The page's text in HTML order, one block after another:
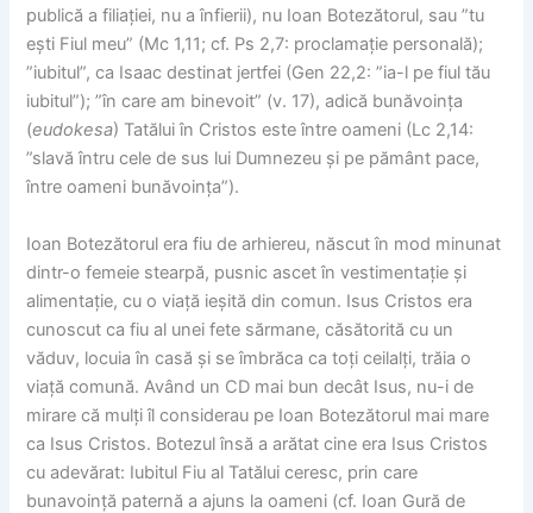
publică a filiației, nu a înfierii), nu Ioan Botezătorul, sau ”tu
ești Fiul meu” (Mc 1,11; cf. Ps 2,7: proclamație personală);
”iubitul”, ca Isaac destinat jertfei (Gen 22,2: ”ia-l pe fiul tău
iubitul”); ”în care am binevoit” (v. 17), adică bunăvoința
(eudokesa) Tatălui în Cristos este între oameni (Lc 2,14:
”slavă întru cele de sus lui Dumnezeu și pe pământ pace,
între oameni bunăvoința”).
Ioan Botezătorul era fiu de arhiereu, născut în mod minunat
dintr-o femeie stearpă, pusnic ascet în vestimentație și
alimentație, cu o viață ieșită din comun. Isus Cristos era
cunoscut ca fiu al unei fete sărmane, căsătorită cu un
văduv, locuia în casă și se îmbrăca ca toți ceilalți, trăia o
viață comună. Având un CD mai bun decât Isus, nu-i de
mirare că mulți îl considerau pe Ioan Botezătorul mai mare
ca Isus Cristos. Botezul însă a arătat cine era Isus Cristos
cu adevărat: Iubitul Fiu al Tatălui ceresc, prin care
bunavoință paternă a ajuns la oameni (cf. Ioan Gură de